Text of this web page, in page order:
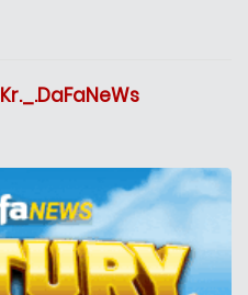
Kr._.DaFaNeWs